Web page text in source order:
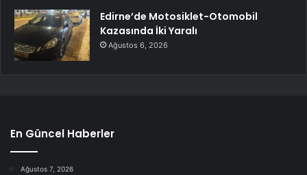
Edirne’de Motosiklet-Otomobil
Kazasında İki Yaralı
Ağustos 6, 2026
En Güncel Haberler
Ağustos 7, 2026